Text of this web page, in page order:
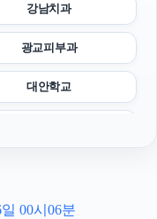
강남치과
광교피부과
대안학교
전이혼전문변호사
00시06분